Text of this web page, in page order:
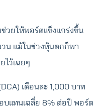
วยให้พอร์ตแข็งแกร่งขึ้น
น แม้ในช่วงหุ้นตกก็พา
ไว้เฉยๆ
เดือนละ 1,000 บาท
บแทนเฉลี่ย 8% ต่อปี พอร์ต